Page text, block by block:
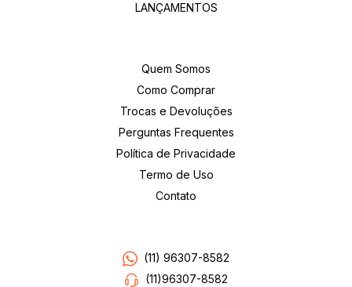
LANÇAMENTOS
Quem Somos
Como Comprar
Trocas e Devoluções
Perguntas Frequentes
Política de Privacidade
Termo de Uso
Contato
(11) 96307-8582
(11)96307-8582